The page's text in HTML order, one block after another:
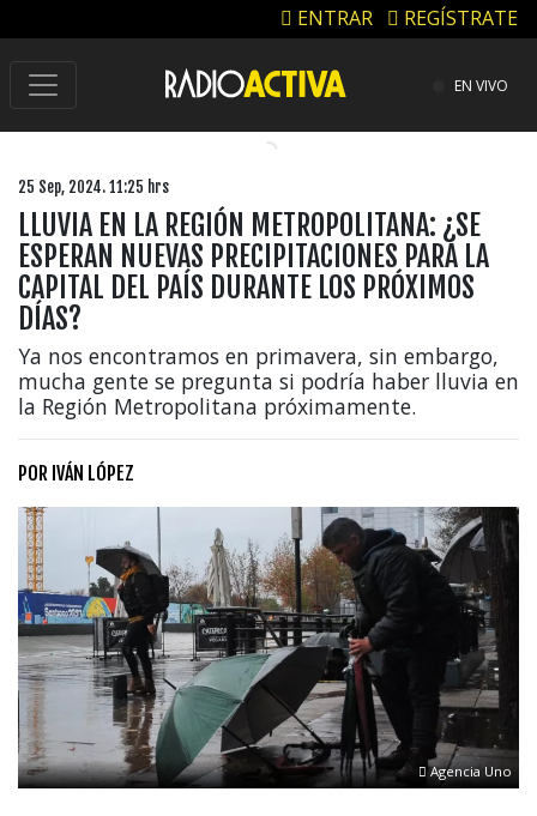
ENTRAR REGÍSTRATE
EN VIVO
25 Sep, 2024. 11:25 hrs
LLUVIA EN LA REGIÓN METROPOLITANA: ¿SE
ESPERAN NUEVAS PRECIPITACIONES PARA LA
CAPITAL DEL PAÍS DURANTE LOS PRÓXIMOS
DÍAS?
Ya nos encontramos en primavera, sin embargo,
mucha gente se pregunta si podría haber lluvia en
la Región Metropolitana próximamente.
POR IVÁN LÓPEZ
Agencia Uno